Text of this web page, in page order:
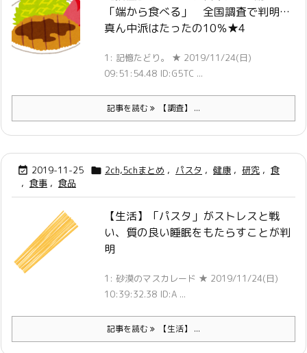
「端から食べる」 全国調査で判明…
真ん中派はたったの10％★4
1: 記憶たどり。 ★ 2019/11/24(日)
09:51:54.48 ID:G5TC ...
記事を読む 【調査】 ...
 2019-11-25  2ch,5chまとめ , パスタ , 健康 , 研究 , 食
, 食事 , 食品
【生活】「パスタ」がストレスと戦
い、質の良い睡眠をもたらすことが判
明
1: 砂漠のマスカレード ★ 2019/11/24(日)
10:39:32.38 ID:A ...
記事を読む 【生活】 ...